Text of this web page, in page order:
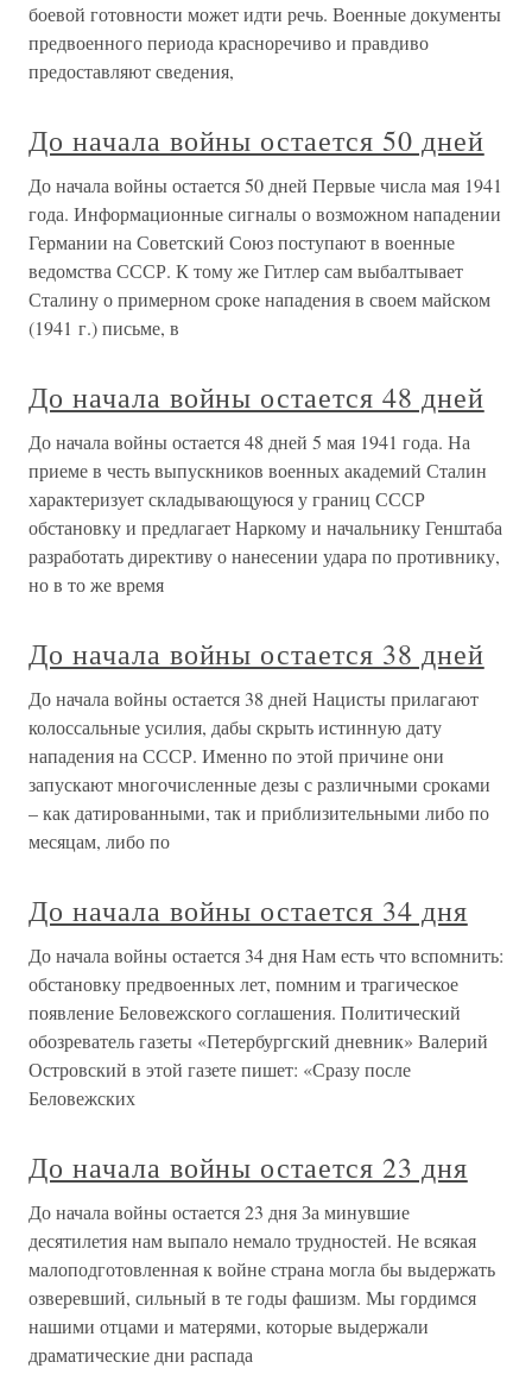
боевой готовности может идти речь. Военные документы
предвоенного периода красноречиво и правдиво
предоставляют сведения,
До начала войны остается 50 дней
До начала войны остается 50 дней Первые числа мая 1941
года. Информационные сигналы о возможном нападении
Германии на Советский Союз поступают в военные
ведомства СССР. К тому же Гитлер сам выбалтывает
Сталину о примерном сроке нападения в своем майском
(1941 г.) письме, в
До начала войны остается 48 дней
До начала войны остается 48 дней 5 мая 1941 года. На
приеме в честь выпускников военных академий Сталин
характеризует складывающуюся у границ СССР
обстановку и предлагает Наркому и начальнику Генштаба
разработать директиву о нанесении удара по противнику,
но в то же время
До начала войны остается 38 дней
До начала войны остается 38 дней Нацисты прилагают
колоссальные усилия, дабы скрыть истинную дату
нападения на СССР. Именно по этой причине они
запускают многочисленные дезы с различными сроками
– как датированными, так и приблизительными либо по
месяцам, либо по
До начала войны остается 34 дня
До начала войны остается 34 дня Нам есть что вспомнить:
обстановку предвоенных лет, помним и трагическое
появление Беловежского соглашения. Политический
обозреватель газеты «Петербургский дневник» Валерий
Островский в этой газете пишет: «Сразу после
Беловежских
До начала войны остается 23 дня
До начала войны остается 23 дня За минувшие
десятилетия нам выпало немало трудностей. Не всякая
малоподготовленная к войне страна могла бы выдержать
озверевший, сильный в те годы фашизм. Мы гордимся
нашими отцами и матерями, которые выдержали
драматические дни распада